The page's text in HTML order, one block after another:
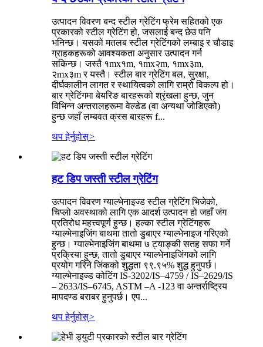
उत्पादन विवरण बन्द स्टील ग्रेटिंग फ्रेम सहितको एक
प्रकारको स्टील ग्रेटिंग हो, जसलाई बन्द छेउ पनि
भनिन्छ। यसको मतलब स्टील ग्रेटिंगको लम्बाइ र चौडाइ
ग्राहकहरूको आवश्यकता अनुसार उत्पादन गर्न
सकिन्छ। जस्तै १mx१m, १mx२m, १mx३m,
२mx३m र यस्तै। स्टील बार ग्रेटिंग बल, सुरक्षा,
दीर्घकालीन लागत र स्थायित्वको लागि राम्रो विकल्प हो।
बार ग्रेटिंगमा बेयरिङ बारहरूको श्रृंखला हुन्छ, जुन
विभिन्न अन्तरालहरूमा वेल्डेड (वा अन्यथा जोडिएको)
हुन्छ जहाँ लम्बवत क्रस बारहरू f...
थप हेर्नुहोस्>
हट डिप जस्ती स्टील ग्रेटिंग
उत्पादन विवरण ग्याल्भेनाइज्ड स्टील ग्रेटिंग भिजेको,
चिप्लो अवस्थाको लागि एक आदर्श उत्पादन हो जहाँ जंग
प्रतिरोध महत्त्वपूर्ण हुन्छ। हल्का स्टील ग्रेटिंगहरू
ग्याल्भेनाइजिंग बाथमा तातो डुबाएर ग्याल्भेनाइज गरिएको
हुन्छ। ग्याल्भेनाइजिंग बाथमा ७ ट्याङ्की सतह सफा गर्ने
प्रक्रिया हुन्छ, तातो डुबाएर ग्याल्भेनाइजिंगको लागि
प्रयोग गरिने जिंकको शुद्धता ९९.९५% शुद्ध हुनुपर्छ।
ग्याल्भेनाइज्ड कोटिंग IS-3202/IS–4759 / IS–2629/IS
– 2633/IS–6745, ASTM –A -123 वा अन्तर्राष्ट्रिय
मापदण्ड बराबर हुनुपर्छ। एप...
थप हेर्नुहोस्>